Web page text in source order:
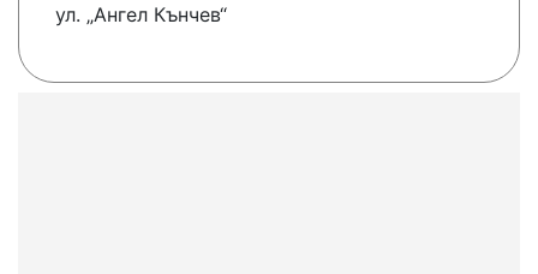
ул. „Ангел Кънчев“